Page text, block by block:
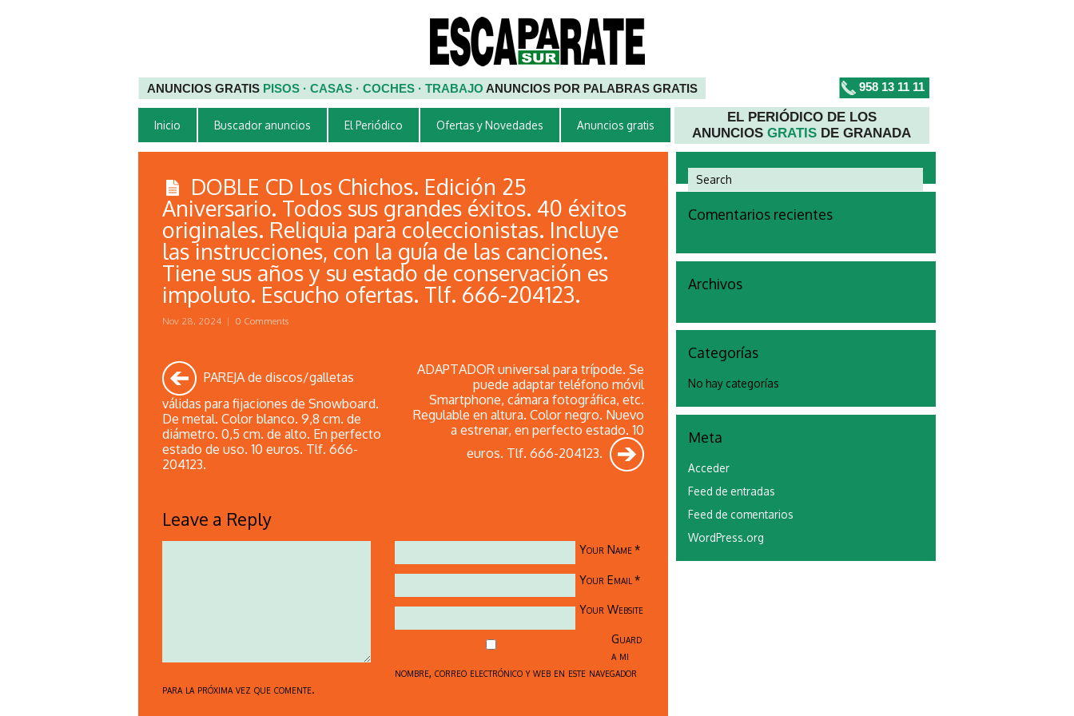
ANUNCIOS GRATIS PISOS · CASAS · COCHES · TRABAJO ANUNCIOS POR PALABRAS GRATIS 958 13 11 11
Inicio Buscador anuncios El Periódico Ofertas y Novedades Anuncios gratis
EL PERIÓDICO DE LOS
ANUNCIOSGRATIS DE GRANADA
DOBLE CD Los Chichos. Edición 25
Aniversario. Todos sus grandes éxitos. 40 éxitos
originales. Reliquia para coleccionistas. Incluye
las instrucciones, con la guía de las canciones.
Tiene sus años y su estado de conservación es
impoluto. Escucho ofertas. Tlf. 666-204123.
Nov 28, 2024 | 0 Comments
PAREJA de discos/galletas
válidas para fijaciones de Snowboard.
De metal. Color blanco. 9,8 cm. de
diámetro. 0,5 cm. de alto. En perfecto
estado de uso. 10 euros. Tlf. 666-
204123.
ADAPTADOR universal para trípode. Se
puede adaptar teléfono móvil
Smartphone, cámara fotográfica, etc.
Regulable en altura. Color negro. Nuevo
a estrenar, en perfecto estado. 10
euros. Tlf. 666-204123.
Leave a Reply
Your Name*
Your Email *
Your Website
Guard
a mi
nombre, correo electrónico y web en este navegador
para la próxima vez que comente.
Comentarios recientes
Archivos
Categorías
No hay categorías
Meta
Acceder
Feed de entradas
Feed de comentarios
WordPress.org